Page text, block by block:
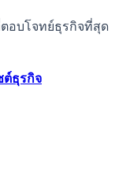
อบโจทย์ธุรกิจที่สุด
ต์ธุรกิจ